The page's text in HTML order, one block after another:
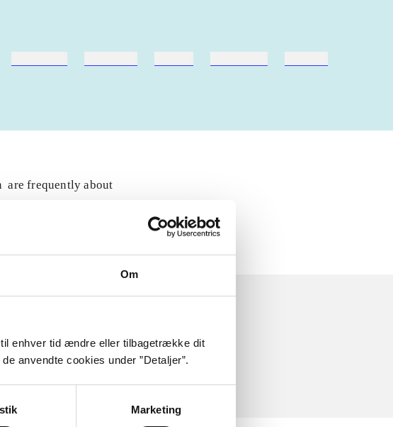
Om
enhver tid ændre eller tilbagetrække dit
anvendte cookies under ”Detaljer”.
Marketing
are frequently about